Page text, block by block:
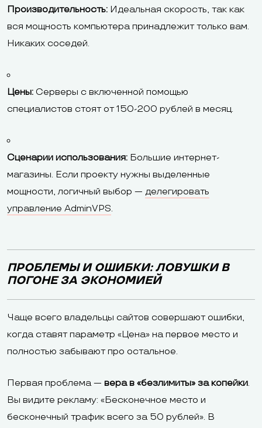
Производительность: Идеальная скорость, так как
вся мощность компьютера принадлежит только вам.
Никаких соседей.
Цены: Серверы с включенной помощью
специалистов стоят от 150-200 рублей в месяц.
Сценарии использования: Большие интернет-
магазины. Если проекту нужны выделенные
мощности, логичный выбор — делегировать
управление AdminVPS.
ПРОБЛЕМЫ И ОШИБКИ: ЛОВУШКИ В
ПОГОНЕ ЗА ЭКОНОМИЕЙ
Чаще всего владельцы сайтов совершают ошибки,
когда ставят параметр «Цена» на первое место и
полностью забывают про остальное.
Первая проблема — вера в «безлимиты» за копейки.
Вы видите рекламу: «Бесконечное место и
бесконечный трафик всего за 50 рублей». В